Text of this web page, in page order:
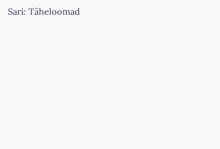
Sari: Täheloomad